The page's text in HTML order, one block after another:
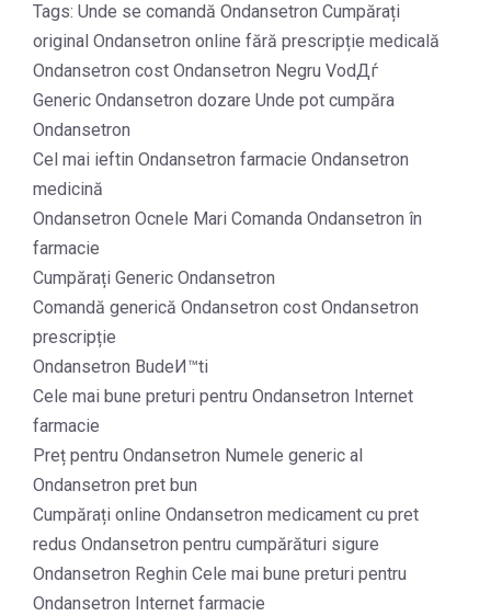
Tags: Unde se comandă Ondansetron Cumpărați
original Ondansetron online fără prescripție medicală
Ondansetron cost Ondansetron Negru VodДѓ
Generic Ondansetron dozare Unde pot cumpăra
Ondansetron
Cel mai ieftin Ondansetron farmacie Ondansetron
medicină
Ondansetron Ocnele Mari Comanda Ondansetron în
farmacie
Cumpărați Generic Ondansetron
Comandă generică Ondansetron cost Ondansetron
prescripție
Ondansetron BudeИ™ti
Cele mai bune preturi pentru Ondansetron Internet
farmacie
Preț pentru Ondansetron Numele generic al
Ondansetron pret bun
Cumpărați online Ondansetron medicament cu pret
redus Ondansetron pentru cumpărături sigure
Ondansetron Reghin Cele mai bune preturi pentru
Ondansetron Internet farmacie